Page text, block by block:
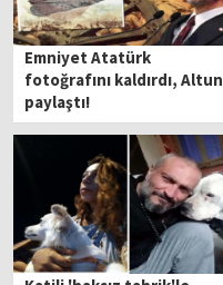
Emniyet Atatürk
fotoğrafını kaldırdı, Altun
paylaştı!